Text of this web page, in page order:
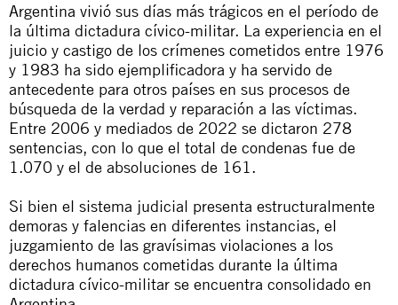
Argentina vivió sus días más trágicos en el período de
la última dictadura cívico-militar. La experiencia en el
juicio y castigo de los crímenes cometidos entre 1976
y 1983 ha sido ejemplificadora y ha servido de
antecedente para otros países en sus procesos de
búsqueda de la verdad y reparación a las víctimas.
Entre 2006 y mediados de 2022 se dictaron 278
sentencias, con lo que el total de condenas fue de
1.070 y el de absoluciones de 161.
Si bien el sistema judicial presenta estructuralmente
demoras y falencias en diferentes instancias, el
juzgamiento de las gravísimas violaciones a los
derechos humanos cometidas durante la última
dictadura cívico-militar se encuentra consolidado en